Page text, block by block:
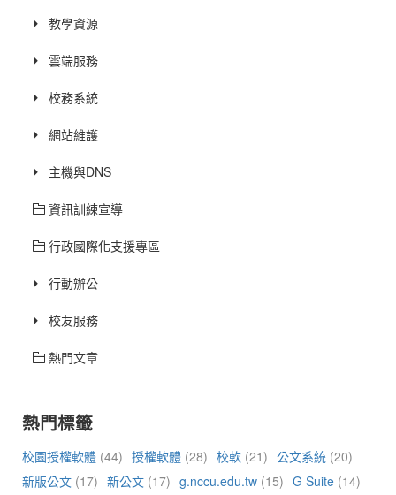
教學資源
雲端服務
校務系統
網站維護
主機與DNS
資訊訓練宣導
行政國際化支援專區
行動辦公
校友服務
熱門文章
熱門標籤
校園授權軟體 (44) 授權軟體 (28) 校軟 (21) 公文系統 (20)
新版公文 (17) 新公文 (17) g.nccu.edu.tw (15) G Suite (14)